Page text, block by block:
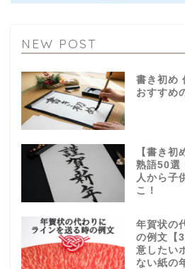
NEW POST
書き初め
おすすめ
【書き
熟語50選
人から子
こ！
年賀状の
の例文【
意したい
ない紙の